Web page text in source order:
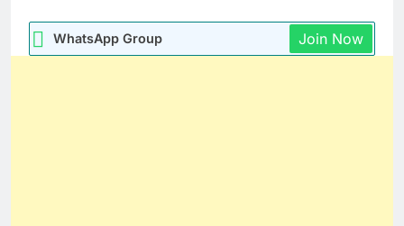
WhatsApp Group Join Now